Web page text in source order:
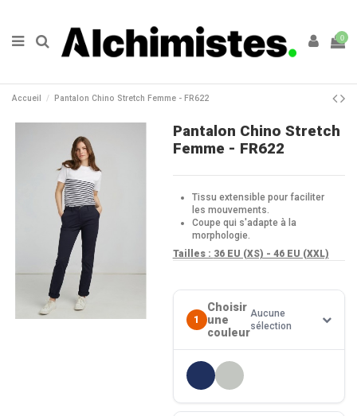
0
Accueil Pantalon Chino Stretch Femme - FR622
Pantalon Chino Stretch
Femme - FR622
Tissu extensible pour faciliter
les mouvements.
Coupe qui s'adapte à la
morphologie.
Tailles : 36 EU (XS) - 46 EU (XXL)
1
Choisir
une
couleur
Aucune
sélection